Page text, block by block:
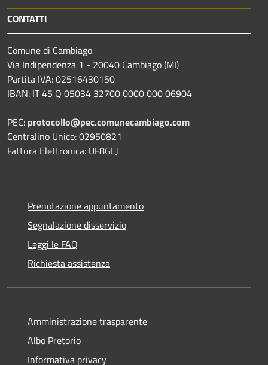
CONTATTI
Comune di Cambiago
Via Indipendenza 1 - 20040 Cambiago (MI)
Partita IVA: 02516430150
IBAN: IT 45 Q 05034 32700 0000 000 06904
PEC: protocollo@pec.comunecambiago.com
Centralino Unico: 02950821
Fattura Elettronica: UF8GLJ
Prenotazione appuntamento
Segnalazione disservizio
Leggi le FAQ
Richiesta assistenza
Amministrazione trasparente
Albo Pretorio
Informativa privacy